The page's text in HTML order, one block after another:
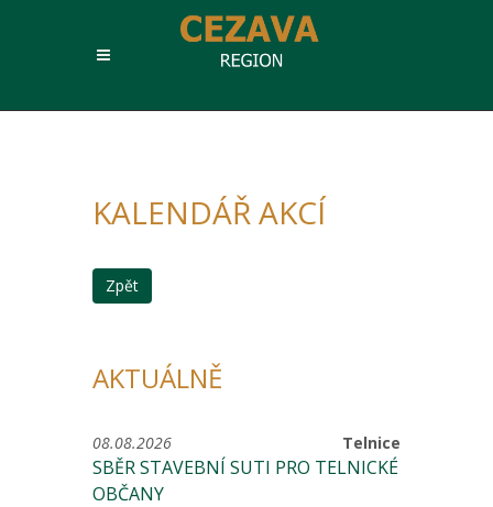
KALENDÁŘ AKCÍ
Zpět
AKTUÁLNĚ
Telnice
08.08.2026
SBĚR STAVEBNÍ SUTI PRO TELNICKÉ
OBČANY